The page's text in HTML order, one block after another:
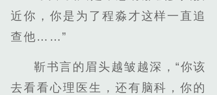
近你，你是为了程淼才这样一直追
查他……”
靳书言的眉头越皱越深，“你该
去看看心理医生，还有脑科，你的